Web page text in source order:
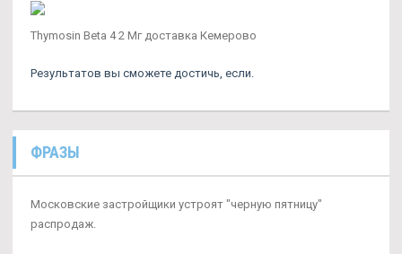
Thymosin Beta 4 2 Мг доставка Кемерово
Результатов вы сможете достичь, если.
ФРАЗЫ
Московские застройщики устроят "черную пятницу"
распродаж.